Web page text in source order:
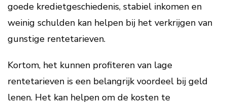
goede kredietgeschiedenis, stabiel inkomen en
weinig schulden kan helpen bij het verkrijgen van
gunstige rentetarieven.
Kortom, het kunnen profiteren van lage
rentetarieven is een belangrijk voordeel bij geld
lenen. Het kan helpen om de kosten te